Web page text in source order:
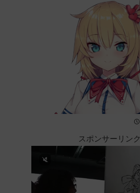
スポンサーリンク